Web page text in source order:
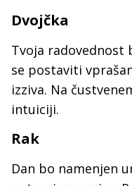
Dvojčka
Tvoja radovednost
se postaviti
izziva. Na
intuiciji.
Rak
Dan bo namenjen